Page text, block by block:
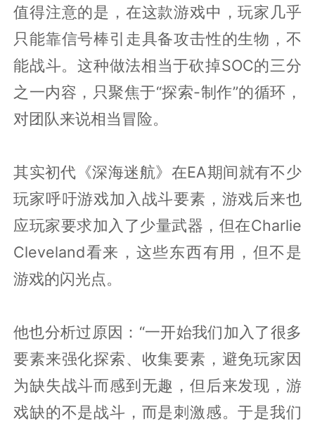
值得注意的是，在这款游戏中，玩家几乎
只能靠信号棒引走具备攻击性的生物，不
能战斗。这种做法相当于砍掉SOC的三分
之一内容，只聚焦于“探索-制作”的循环，
对团队来说相当冒险。
其实初代《深海迷航》在EA期间就有不少
玩家呼吁游戏加入战斗要素，游戏后来也
应玩家要求加入了少量武器，但在Charlie
Cleveland看来，这些东西有用，但不是
游戏的闪光点。
他也分析过原因：“一开始我们加入了很多
要素来强化探索、收集要素，避免玩家因
为缺失战斗而感到无趣，但后来发现，游
戏缺的不是战斗，而是刺激感。于是我们